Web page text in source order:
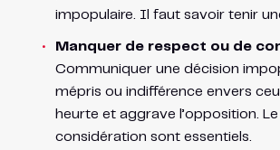
impopulaire. Il faut savoir tenir
Manquer de respect ou de
Communiquer une décision
mépris ou indifférence envers
heurte et aggrave l’opposition.
considération sont essentiels.